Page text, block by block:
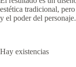
estética tradicional,
y el poder del personaje.
Hay existencias